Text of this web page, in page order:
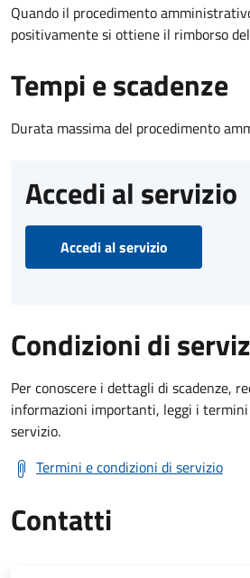
Quando il procedimento
positivamente si ottiene il rimborso
Tempi e scadenze
Durata massima del procedimento
Accedi al servizio
Accedi al servizio
Condizioni di
Per conoscere i dettagli di scadenze,
informazioni importanti, leggi i
servizio.
Termini e condizioni di servizio
Contatti